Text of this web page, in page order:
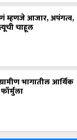
म्हणजे आजार, अपंगत्व,
चाहूल
भागातील आर्थिक